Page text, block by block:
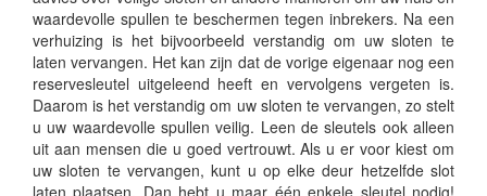
waardevolle spullen te beschermen tegen inbrekers. Na een
verhuizing is het bijvoorbeeld verstandig om uw sloten te
laten vervangen. Het kan zijn dat de vorige eigenaar nog een
reservesleutel uitgeleend heeft en vervolgens vergeten is.
Daarom is het verstandig om uw sloten te vervangen, zo stelt
u uw waardevolle spullen veilig. Leen de sleutels ook alleen
uit aan mensen die u goed vertrouwt. Als u er voor kiest om
uw sloten te vervangen, kunt u op elke deur hetzelfde slot
laten plaatsen. Dan hebt u maar één enkele sleutel nodig!